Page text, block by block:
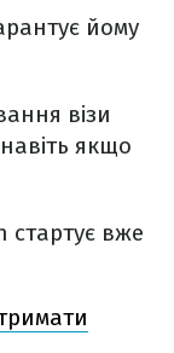
йому
візи
якщо
вже